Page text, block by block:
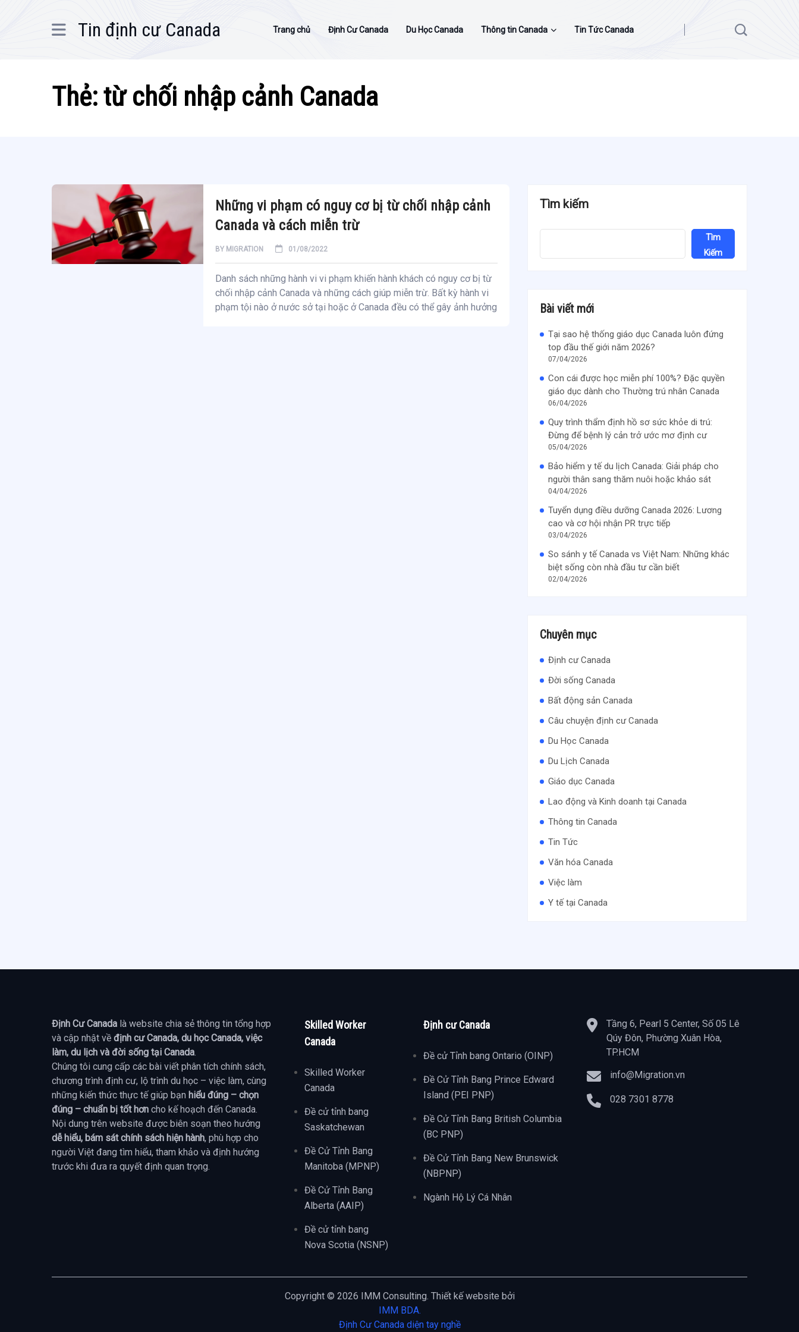
Tin định cư Canada Trang chủ Định Cư Canada Du Học Canada Thông tin Canada Tin Tức Canada
Thẻ:từ chối nhập cảnh Canada
Những vi phạm có nguy cơ bị từ chối nhập cảnh
Canada và cách miễn trừ
BY MIGRATION 01/08/2022
Danh sách những hành vi vi phạm khiến hành khách có nguy cơ bị từ
chối nhập cảnh Canada và những cách giúp miễn trừ. Bất kỳ hành vi
phạm tội nào ở nước sở tại hoặc ở Canada đều có thể gây ảnh hưởng
Tìm kiếm
Tìm
Kiếm
Bài viết mới
Tại sao hệ thống giáo dục Canada luôn đứng
top đầu thế giới năm 2026?
07/04/2026
Con cái được học miễn phí 100%? Đặc quyền
giáo dục dành cho Thường trú nhân Canada
06/04/2026
Quy trình thẩm định hồ sơ sức khỏe di trú:
Đừng để bệnh lý cản trở ước mơ định cư
05/04/2026
Bảo hiểm y tế du lịch Canada: Giải pháp cho
người thân sang thăm nuôi hoặc khảo sát
04/04/2026
Tuyển dụng điều dưỡng Canada 2026: Lương
cao và cơ hội nhận PR trực tiếp
03/04/2026
So sánh y tế Canada vs Việt Nam: Những khác
biệt sống còn nhà đầu tư cần biết
02/04/2026
Chuyên mục
Định cư Canada
Đời sống Canada
Bất động sản Canada
Câu chuyện định cư Canada
Du Học Canada
Du Lịch Canada
Giáo dục Canada
Lao động và Kinh doanh tại Canada
Thông tin Canada
Tin Tức
Văn hóa Canada
Việc làm
Y tế tại Canada
Định Cư Canada là website chia sẻ thông tin tổng hợp
và cập nhật về định cư Canada, du học Canada, việc
làm, du lịch và đời sống tại Canada.
Chúng tôi cung cấp các bài viết phân tích chính sách,
chương trình định cư, lộ trình du học – việc làm, cùng
những kiến thức thực tế giúp bạn hiểu đúng – chọn
đúng – chuẩn bị tốt hơn cho kế hoạch đến Canada.
Nội dung trên website được biên soạn theo hướng
dễ hiểu, bám sát chính sách hiện hành, phù hợp cho
người Việt đang tìm hiểu, tham khảo và định hướng
trước khi đưa ra quyết định quan trọng.
Skilled Worker
Canada
Skilled Worker
Canada
Đề cử tỉnh bang
Saskatchewan
Đề Cử Tỉnh Bang
Manitoba (MPNP)
Đề Cử Tỉnh Bang
Alberta (AAIP)
Đề cử tỉnh bang
Nova Scotia (NSNP)
Định cư Canada
Đề cử Tỉnh bang Ontario (OINP)
Đề Cử Tỉnh Bang Prince Edward
Island (PEI PNP)
Đề Cử Tỉnh Bang British Columbia
(BC PNP)
Đề Cử Tỉnh Bang New Brunswick
(NBPNP)
Ngành Hộ Lý Cá Nhân
Tầng 6, Pearl 5 Center, Số 05 Lê
Qúy Đôn, Phường Xuân Hòa,
TP.HCM
info@Migration.vn
028 7301 8778
Copyright © 2026 IMM Consulting. Thiết kế website bởi
IMM BDA.
Định Cư Canada diện tay nghề